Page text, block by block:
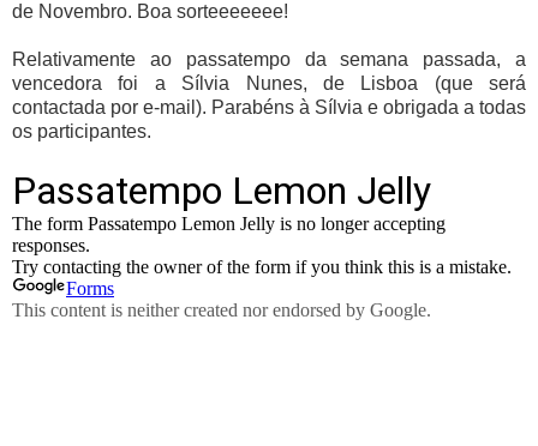
de Novembro. Boa sorteeeeeee!
Relativamente ao passatempo da semana passada, a
vencedora foi a Sílvia Nunes, de Lisboa (que será
contactada por e-mail). Parabéns à Sílvia e obrigada a todas
os participantes.